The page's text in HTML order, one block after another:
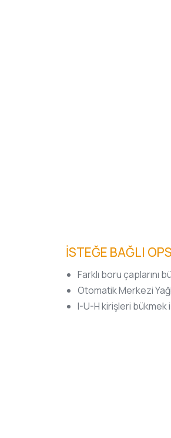
İSTEĞE BAĞLI
Farklı boru çaplarını
Otomatik Merkezi
I-U-H kirişleri bükmek